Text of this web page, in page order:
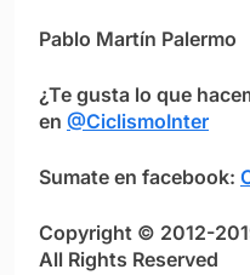
Pablo Martín Palermo
¿Te gusta lo que
en @CiclismoInter
Sumate en facebook:
Copyright © 2012-
All Rights Reserved